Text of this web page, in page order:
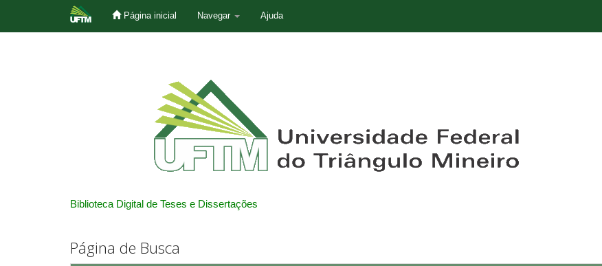
Página inicial Navegar Ajuda
Biblioteca Digital de Teses e Dissertações
Página de Busca